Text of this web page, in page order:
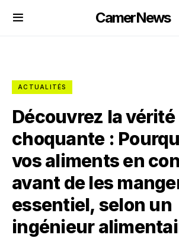
CamerNews
ACTUALITÉS
Découvrez la vérité
choquante :
vos aliments en
avant de les
essentiel, selon un
ingénieur